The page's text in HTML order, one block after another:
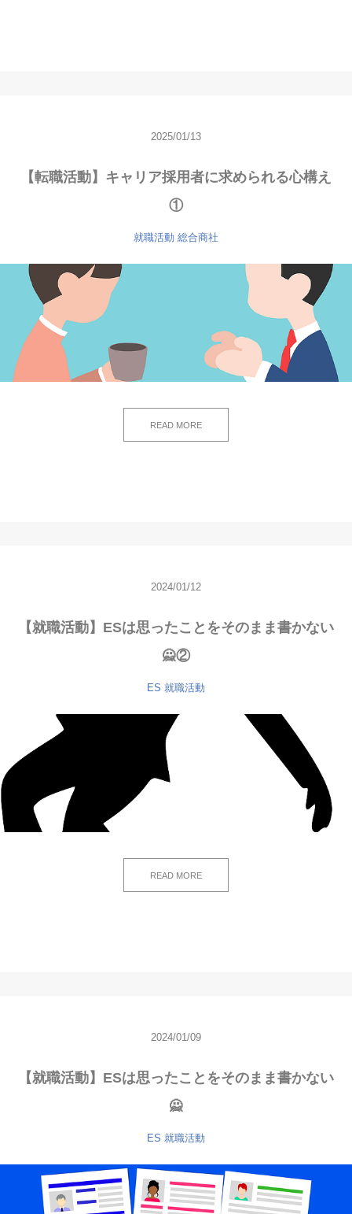
2025/01/13
【転職活動】キャリア採用者に求められる心構え
①
就職活動 総合商社
READ MORE
2024/01/12
【就職活動】ESは思ったことをそのまま書かない
🙅②
ES 就職活動
READ MORE
2024/01/09
【就職活動】ESは思ったことをそのまま書かない
🙅
ES 就職活動